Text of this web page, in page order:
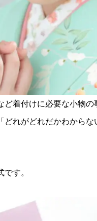
着付けに必要な小物の
れがどれだかわから
です。